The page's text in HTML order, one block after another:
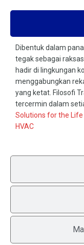
Dibentuk dalam
tegak sebagai
hadir di lingkungan
menggabungkan
yang ketat. Filosofi
tercermin dalam
Solutions for the
HVAC